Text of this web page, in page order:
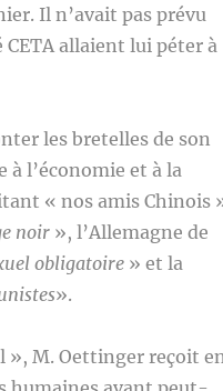
Il n’avait pas prévu
CETA allaient lui péter à
les bretelles de son
l’économie et à la
« nos amis Chinois
noir», l’Allemagne de
obligatoire » et la
».
», M. Oettinger reçoit